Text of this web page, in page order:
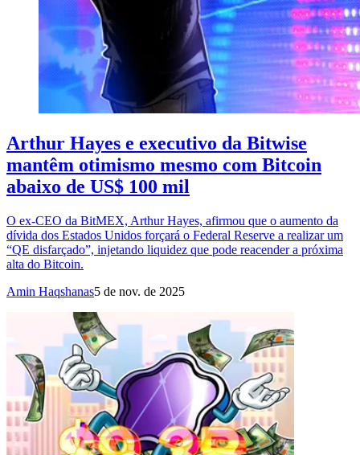
Arthur Hayes e executivo da Bitwise
mantêm otimismo mesmo com Bitcoin
abaixo de US$ 100 mil
O ex-CEO da BitMEX, Arthur Hayes, afirmou que o aumento da
dívida dos Estados Unidos forçará o Federal Reserve a realizar um
“QE disfarçado”, injetando liquidez que pode reacender a próxima
alta do Bitcoin.
Amin Haqshanas5 de nov. de 2025